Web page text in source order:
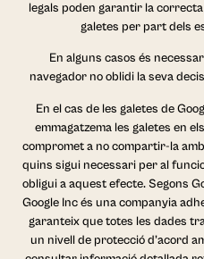
legals poden garantir la
galetes per part dels
En alguns casos és
navegador no oblidi la seva
En el cas de les galetes de
emmagatzema les galetes en
compromet a no compartir-la
quins sigui necessari per al
obligui a aquest efecte. Segons
Google Inc és una companyia
garanteix que totes les dades
un nivell de protecció d’acord